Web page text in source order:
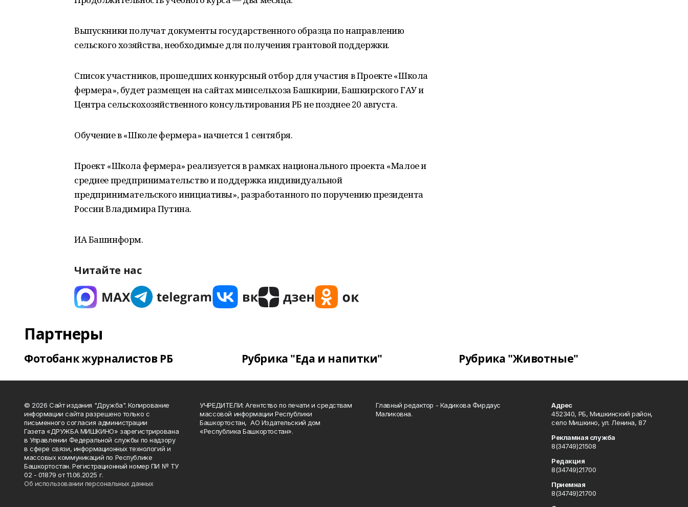
Выпускники получат документы государственного образца по направлению
сельского хозяйства, необходимые для получения грантовой поддержки.
Список участников, прошедших конкурсный отбор для участия в Проекте «Школа
фермера», будет размещен на сайтах минсельхоза Башкирии, Башкирского ГАУ и
Центра сельскохозяйственного консультирования РБ не позднее 20 августа.
Обучение в «Школе фермера» начнется 1 сентября.
Проект «Школа фермера» реализуется в рамках национального проекта «Малое и
среднее предпринимательство и поддержка индивидуальной
предпринимательского инициативы», разработанного по поручению президента
России Владимира Путина.
ИА Башинформ.
Читайте нас
Партнеры
Фотобанк журналистов РБ Рубрика "Еда и напитки" Рубрика "Животные"
© 2026 Сайт издания "Дружба". Копирование
информации сайта разрешено только с
письменного согласия администрации
Газета «ДРУЖБА МИШКИНО» зарегистрирована
в Управлении Федеральной службы по надзору
в сфере связи, информационных технологий и
массовых коммуникаций по Республике
Башкортостан. Регистрационный номер ПИ № ТУ
02 - 01879 от 11.06.2025 г.
Об использовании персональных данных
УЧРЕДИТЕЛИ: Агентство по печати и средствам
массовой информации Республики
Башкортостан, АО Издательский дом
«Республика Башкортостан».
Главный редактор - Кадикова Фирдаус
Маликовна.
Адрес
452340, РБ, Мишкинский район,
село Мишкино, ул. Ленина, 87
Рекламная служба
8(34749)21508
Редакция
8(34749)21700
Приемная
8(34749)21700